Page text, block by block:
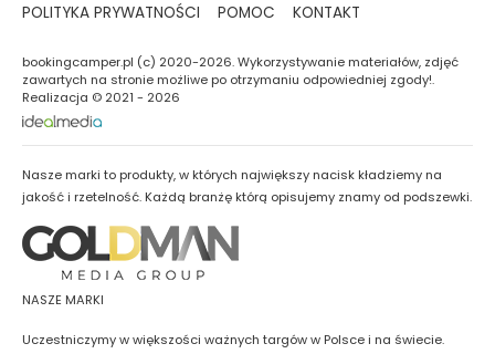
POLITYKA PRYWATNOŚCI POMOC KONTAKT
bookingcamper.pl (c) 2020-2026. Wykorzystywanie materiałów, zdjęć
zawartych na stronie możliwe po otrzymaniu odpowiedniej zgody!.
Realizacja © 2021 - 2026
Nasze marki to produkty, w których największy nacisk kładziemy na
jakość i rzetelność. Każdą branżę którą opisujemy znamy od podszewki.
NASZE MARKI
Uczestniczymy w większości ważnych targów w Polsce i na świecie.